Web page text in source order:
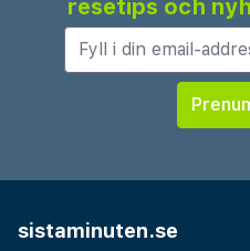
för en härlig siciliansk
resetips och
sistaminuten.se